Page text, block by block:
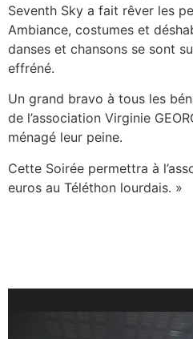
Seventh Sky a fait rêver les
Ambiance, costumes et
danses et chansons se sont
effréné.
Un grand bravo à tous les
de l’association Virginie
ménagé leur peine.
Cette Soirée permettra à
euros au Téléthon lourdais. »